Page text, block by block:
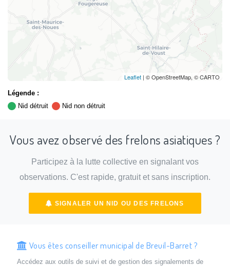
Leaflet | © OpenStreetMap, © CARTO
Légende :
Nid détruit
Nid non détruit
Vous avez observé des frelons asiatiques ?
Participez à la lutte collective en signalant vos
observations. C'est rapide, gratuit et sans inscription.
SIGNALER UN NID OU DES FRELONS
Vous êtes conseiller municipal de Breuil-Barret ?
Accédez aux outils de suivi et de gestion des signalements de